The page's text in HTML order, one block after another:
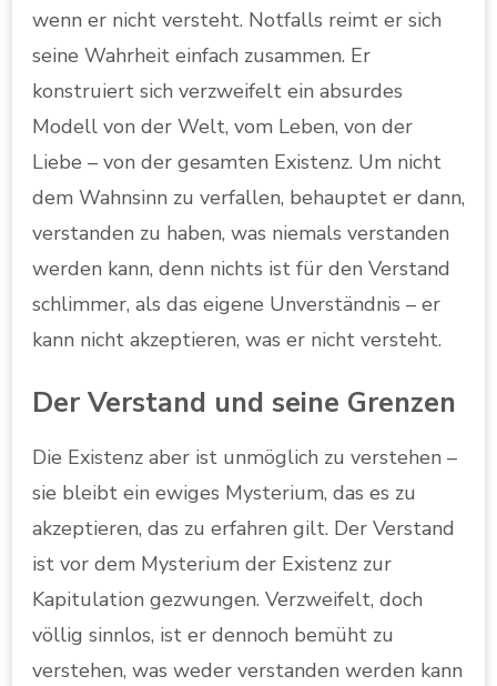
wenn er nicht versteht. Notfalls reimt er sich
seine Wahrheit einfach zusammen. Er
konstruiert sich verzweifelt ein absurdes
Modell von der Welt, vom Leben, von der
Liebe – von der gesamten Existenz. Um nicht
dem Wahnsinn zu verfallen, behauptet er dann,
verstanden zu haben, was niemals verstanden
werden kann, denn nichts ist für den Verstand
schlimmer, als das eigene Unverständnis – er
kann nicht akzeptieren, was er nicht versteht.
Der Verstand und seine Grenzen
Die Existenz aber ist unmöglich zu verstehen –
sie bleibt ein ewiges Mysterium, das es zu
akzeptieren, das zu erfahren gilt. Der Verstand
ist vor dem Mysterium der Existenz zur
Kapitulation gezwungen. Verzweifelt, doch
völlig sinnlos, ist er dennoch bemüht zu
verstehen, was weder verstanden werden kann